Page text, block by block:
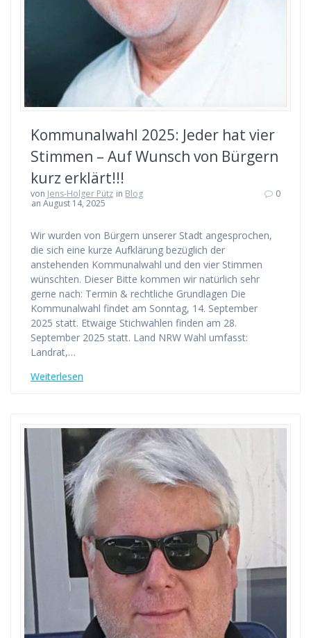
Kommunalwahl 2025: Jeder hat vier
Stimmen – Auf Wunsch von Bürgern
kurz erklärt!!!
von Jens-Holger Pütz in Blog
an August 14, 2025
0
Wir wurden von Bürgern unserer Stadt angesprochen,
die sich eine kurze Aufklärung bezüglich der
anstehenden Kommunalwahl und den vier Stimmen
wünschten. Dieser Bitte kommen wir natürlich sehr
gerne nach: Termin & rechtliche Grundlagen Die
Kommunalwahl findet am Sonntag, 14. September
2025 statt. Etwaige Stichwahlen finden am 28.
September 2025 statt. Land NRW Wahl umfasst:
Landrat,…
Weiterlesen